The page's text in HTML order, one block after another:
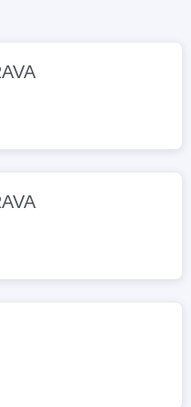
Manzanares,
Manzanares,